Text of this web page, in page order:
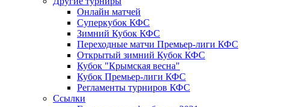
Онлайн матчей
Суперкубок КФС
Зимний Кубок КФС
Переходные матчи Премьер-лиги КФС
Открытый зимний Кубок КФС
Кубок "Крымская весна"
Кубок Премьер-лиги КФС
Регламенты турниров КФС
Ссылки